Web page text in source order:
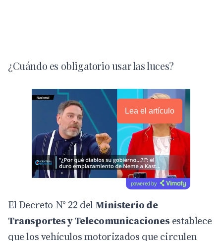
¿Cuándo es obligatorio usar las luces?
Lea el artículo
powered by
El Decreto N° 22 delMinisterio de
Transportes y Telecomunicaciones establece
que los vehículos motorizados que circulen